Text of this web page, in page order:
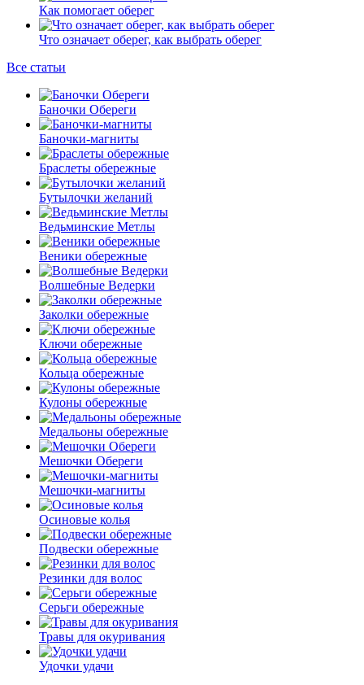
Как помогает оберег
Что означает оберег, как выбрать оберег
Все статьи
Баночки Обереги
Баночки-магниты
Браслеты обережные
Бутылочки желаний
Ведьминские Метлы
Веники обережные
Волшебные Ведерки
Заколки обережные
Ключи обережные
Кольца обережные
Кулоны обережные
Медальоны обережные
Мешочки Обереги
Мешочки-магниты
Осиновые колья
Подвески обережные
Резинки для волос
Серьги обережные
Травы для окуривания
Удочки удачи